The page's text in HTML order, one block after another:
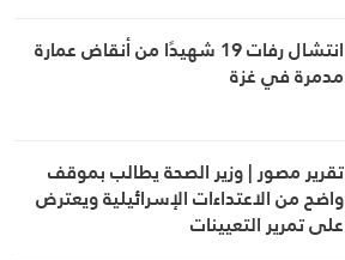
انتشال رفات 19 شهيدًا من أنقاض عمارة
مدمرة في غزة
تقرير مصور | وزير الصحة يطالب بموقف
واضح من الاعتداءات الإسرائيلية ويعترض
على تمرير التعيينات